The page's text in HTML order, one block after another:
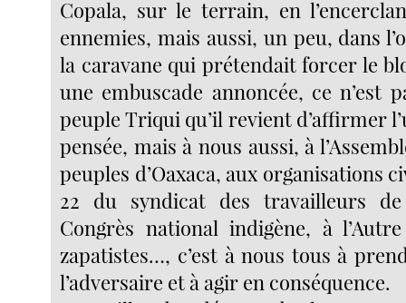
Copala, sur le terrain, en
ennemies, mais aussi, un peu, dans
la caravane qui prétendait forcer le
une embuscade annoncée, ce n’est
peuple Triqui qu’il revient d’affirmer
pensée, mais à nous aussi, à
peuples d’Oaxaca, aux organisations
22 du syndicat des travailleurs de
Congrès national indigène, à
zapatistes…, c’est à nous tous à
l’adversaire et à agir en conséquence.